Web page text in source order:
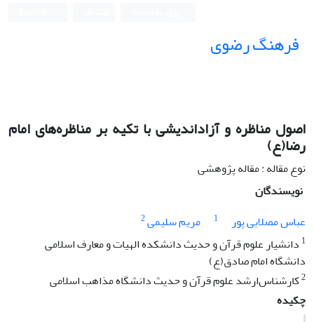
فرهنگ رضوی
اصول مناظره و آزاداندیشی با تکیه بر مناظره‌های امام
رضا(ع)
نوع مقاله : مقاله پژوهشی
نویسندگان
عباس مصلایی پور
1 مریم سلیمی2
1 دانشیار علوم قرآن و حدیث دانشکده الهیات و معارف اسلامی
دانشگاه امام صادق(ع)
2کارشناس‌ارشد علوم قرآن و حدیث دانشگاه مذاهب اسلامی
چکیده